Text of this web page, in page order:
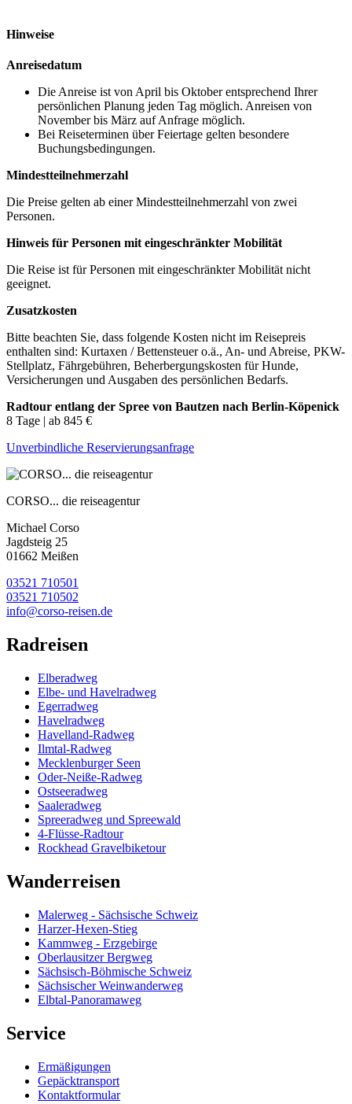
Hinweise
Anreisedatum
Die Anreise ist von April bis Oktober entsprechend Ihrer
persönlichen Planung jeden Tag möglich. Anreisen von
November bis März auf Anfrage möglich.
Bei Reiseterminen über Feiertage gelten besondere
Buchungsbedingungen.
Mindestteilnehmerzahl
Die Preise gelten ab einer Mindestteilnehmerzahl von zwei
Personen.
Hinweis für Personen mit eingeschränkter Mobilität
Die Reise ist für Personen mit eingeschränkter Mobilität nicht
geeignet.
Zusatzkosten
Bitte beachten Sie, dass folgende Kosten nicht im Reisepreis
enthalten sind: Kurtaxen / Bettensteuer o.ä., An- und Abreise, PKW-
Stellplatz, Fährgebühren, Beherbergungskosten für Hunde,
Versicherungen und Ausgaben des persönlichen Bedarfs.
Radtour entlang der Spree von Bautzen nach Berlin-Köpenick
8 Tage | ab 845 €
Unverbindliche Reservierungsanfrage
CORSO... die reiseagentur
Michael Corso
Jagdsteig 25
01662 Meißen
03521 710501
03521 710502
info@corso-reisen.de
Radreisen
Elberadweg
Elbe- und Havelradweg
Egerradweg
Havelradweg
Havelland-Radweg
Ilmtal-Radweg
Mecklenburger Seen
Oder-Neiße-Radweg
Ostseeradweg
Saaleradweg
Spreeradweg und Spreewald
4-Flüsse-Radtour
Rockhead Gravelbiketour
Wanderreisen
Malerweg - Sächsische Schweiz
Harzer-Hexen-Stieg
Kammweg - Erzgebirge
Oberlausitzer Bergweg
Sächsisch-Böhmische Schweiz
Sächsischer Weinwanderweg
Elbtal-Panoramaweg
Service
Ermäßigungen
Gepäcktransport
Kontaktformular